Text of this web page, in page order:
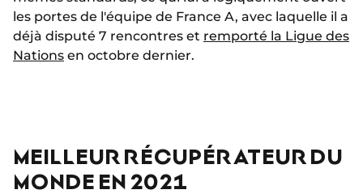
les portes de l'équipe de France A, avec laquelle il a
déjà disputé 7 rencontres et remporté la Ligue des
Nations en octobre dernier.
MEILLEUR RÉCUPÉRATEUR DU
MONDE EN 2021